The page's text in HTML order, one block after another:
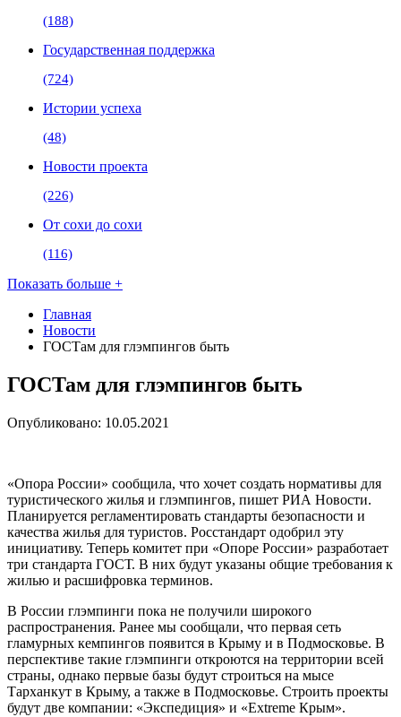
(188)
Государственная поддержка
(724)
Истории успеха
(48)
Новости проекта
(226)
От сохи до сохи
(116)
Показать больше +
Главная
Новости
ГОСТам для глэмпингов быть
ГОСТам для глэмпингов быть
Опубликовано: 10.05.2021
«Опора России» сообщила, что хочет создать нормативы для
туристического жилья и глэмпингов, пишет РИА Новости.
Планируется регламентировать стандарты безопасности и
качества жилья для туристов. Росстандарт одобрил эту
инициативу. Теперь комитет при «Опоре России» разработает
три стандарта ГОСТ. В них будут указаны общие требования к
жилью и расшифровка терминов.
В России глэмпинги пока не получили широкого
распространения. Ранее мы сообщали, что первая сеть
гламурных кемпингов появится в Крыму и в Подмосковье. В
перспективе такие глэмпинги откроются на территории всей
страны, однако первые базы будут строиться на мысе
Тарханкут в Крыму, а также в Подмосковье. Строить проекты
будут две компании: «Экспедиция» и «Extreme Крым».